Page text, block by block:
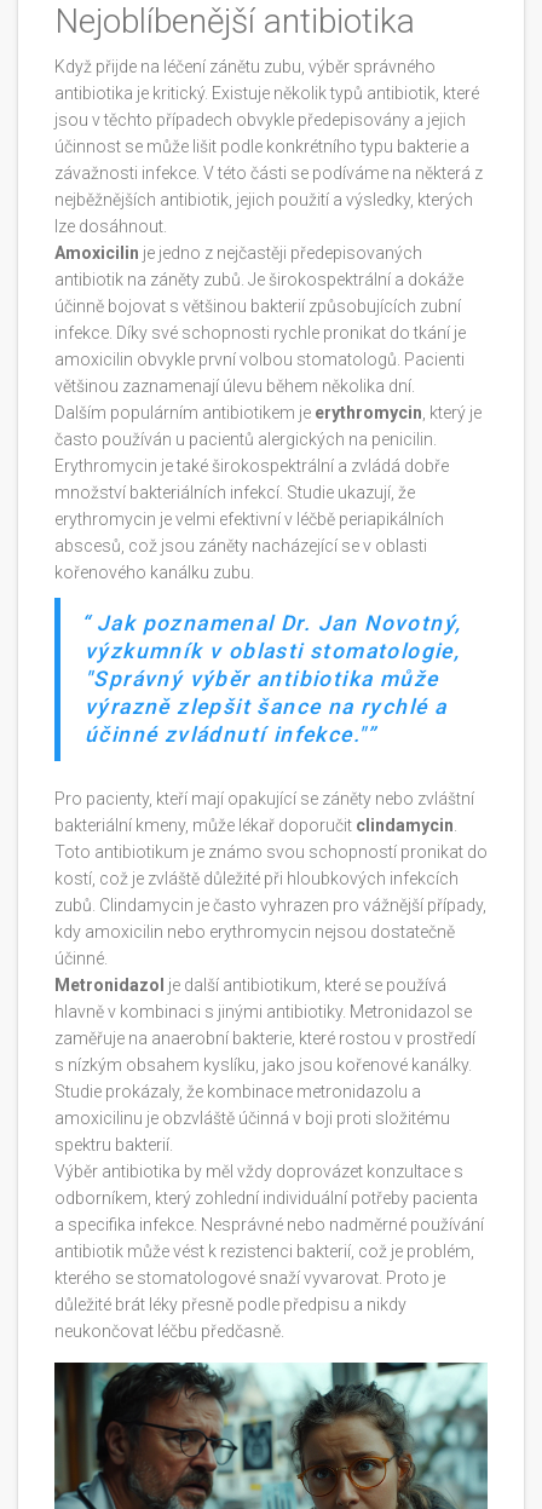
Nejoblíbenější antibiotika
Když přijde na léčení zánětu zubu, výběr správného
antibiotika je kritický. Existuje několik typů antibiotik, které
jsou v těchto případech obvykle předepisovány a jejich
účinnost se může lišit podle konkrétního typu bakterie a
závažnosti infekce. V této části se podíváme na některá z
nejběžnějších antibiotik, jejich použití a výsledky, kterých
lze dosáhnout.
Amoxicilin je jedno z nejčastěji předepisovaných
antibiotik na záněty zubů. Je širokospektrální a dokáže
účinně bojovat s většinou bakterií způsobujících zubní
infekce. Díky své schopnosti rychle pronikat do tkání je
amoxicilin obvykle první volbou stomatologů. Pacienti
většinou zaznamenají úlevu během několika dní.
Dalším populárním antibiotikem je erythromycin , který je
často používán u pacientů alergických na penicilin.
Erythromycin je také širokospektrální a zvládá dobře
množství bakteriálních infekcí. Studie ukazují, že
erythromycin je velmi efektivní v léčbě periapikálních
abscesů, což jsou záněty nacházející se v oblasti
kořenového kanálku zubu.
Jak poznamenal Dr. Jan Novotný,
výzkumník v oblasti stomatologie,
"Správný výběr antibiotika může
výrazně zlepšit šance na rychlé a
účinné zvládnutí infekce."
Pro pacienty, kteří mají opakující se záněty nebo zvláštní
bakteriální kmeny, může lékař doporučit clindamycin
Toto antibiotikum je známo svou schopností pronikat do
kostí, což je zvláště důležité při hloubkových infekcích
zubů. Clindamycin je často vyhrazen pro vážnější případy,
kdy amoxicilin nebo erythromycin nejsou dostatečně
účinné.
Metronidazol je další antibiotikum, které se používá
hlavně v kombinaci s jinými antibiotiky. Metronidazol se
zaměřuje na anaerobní bakterie, které rostou v prostředí
s nízkým obsahem kyslíku, jako jsou kořenové kanálky.
Studie prokázaly, že kombinace metronidazolu a
amoxicilinu je obzvláště účinná v boji proti složitému
spektru bakterií.
Výběr antibiotika by měl vždy doprovázet konzultace s
odborníkem, který zohlední individuální potřeby pacienta
a specifika infekce. Nesprávné nebo nadměrné používání
antibiotik může vést k rezistenci bakterií, což je problém,
kterého se stomatologové snaží vyvarovat. Proto je
důležité brát léky přesně podle předpisu a nikdy
neukončovat léčbu předčasně.